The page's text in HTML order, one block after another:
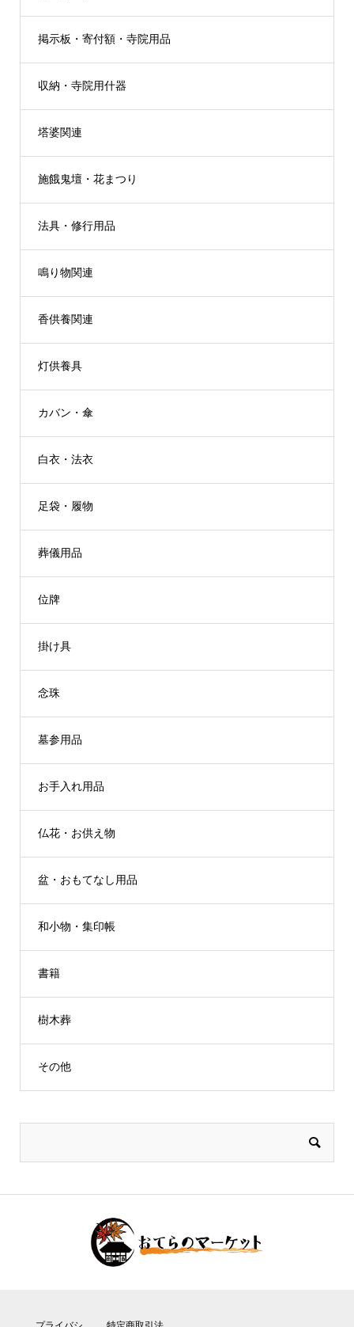
掲示板・寄付額・寺院用品
収納・寺院用什器
塔婆関連
施餓鬼壇・花まつり
法具・修行用品
鳴り物関連
香供養関連
灯供養具
カバン・傘
白衣・法衣
足袋・履物
葬儀用品
位牌
掛け具
念珠
墓参用品
お手入れ用品
仏花・お供え物
盆・おもてなし用品
和小物・集印帳
書籍
樹木葬
その他